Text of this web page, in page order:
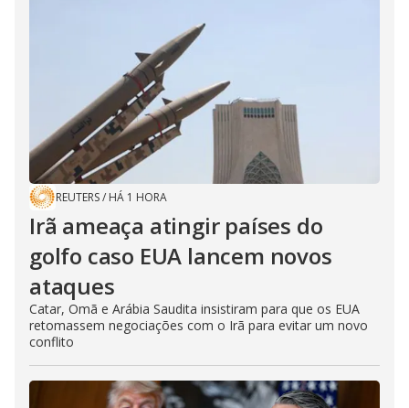
REUTERS/ HÁ 1 HORA
Irã ameaça atingir países do
golfo caso EUA lancem novos
ataques
Catar, Omã e Arábia Saudita insistiram para que os EUA
retomassem negociações com o Irã para evitar um novo
conflito